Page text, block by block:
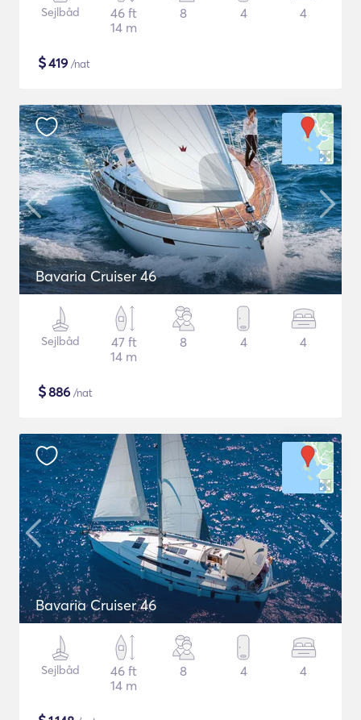
Sejlbåd
46 ft
14 m
8 4 4
$419 /nat
Bavaria Cruiser 46
Sejlbåd
47 ft
14 m
8 4 4
$886 /nat
Bavaria Cruiser 46
Sejlbåd
46 ft
14 m
8 4 4